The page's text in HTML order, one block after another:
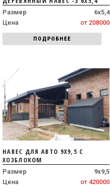
Размер
6х5,4
Цена
от 208000
ПОДРОБНЕЕ
НАВЕС ДЛЯ АВТО 9Х9,5 С
ХОЗБЛОКОМ
Размер
9х9,5
Цена
от 420000